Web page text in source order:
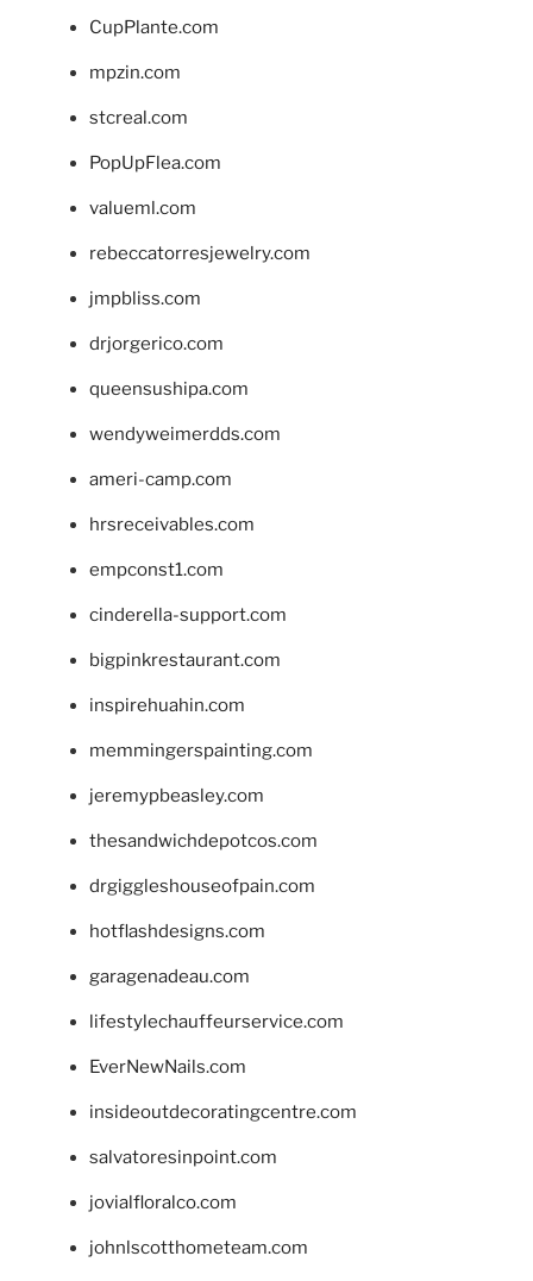
CupPlante.com
mpzin.com
stcreal.com
PopUpFlea.com
valueml.com
rebeccatorresjewelry.com
jmpbliss.com
drjorgerico.com
queensushipa.com
wendyweimerdds.com
ameri-camp.com
hrsreceivables.com
empconst1.com
cinderella-support.com
bigpinkrestaurant.com
inspirehuahin.com
memmingerspainting.com
jeremypbeasley.com
thesandwichdepotcos.com
drgiggleshouseofpain.com
hotflashdesigns.com
garagenadeau.com
lifestylechauffeurservice.com
EverNewNails.com
insideoutdecoratingcentre.com
salvatoresinpoint.com
jovialfloralco.com
johnlscotthometeam.com